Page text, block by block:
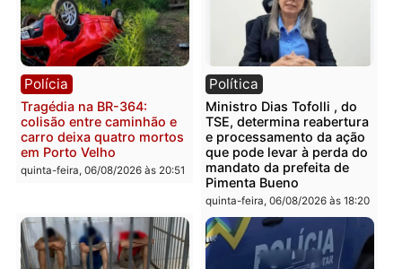
sexta-feira, 07/08/2026 às
Polícia
Homem é encontrado
morto em residência no
sexta-feira, 07/08/2026 às 09:30
Polícia
Polícia Militar apreende
explosivos e
durante patrulhamento
fluvial no Rio Madeira em
Porto Velho
sexta-feira, 07/08/2026 às